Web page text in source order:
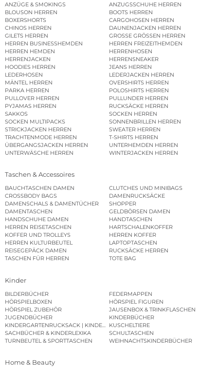
ANZÜGE & SMOKINGS
ANZUGSSCHUHE HERREN
BLOUSON HERREN
BOOTS HERREN
BOXERSHORTS
CARGOHOSEN HERREN
CHINOS HERREN
DAUNENJACKEN HERREN
GILETS HERREN
GROSSE GRÖSSEN HERREN
HERREN BUSINESSHEMDEN
HERREN FREIZEITHEMDEN
HERREN HEMDEN
HERRENHOSEN
HERRENJACKEN
HERRENSNEAKER
HOODIES HERREN
JEANS HERREN
LEDERHOSEN
LEDERJACKEN HERREN
MÄNTEL HERREN
OVERSHIRTS HERREN
PARKA HERREN
POLOSHIRTS HERREN
PULLOVER HERREN
PULLUNDER HERREN
PYJAMAS HERREN
RUCKSÄCKE HERREN
SAKKOS
SOCKEN HERREN
SOCKEN MULTIPACKS
SONNENBRILLEN HERREN
STRICKJACKEN HERREN
SWEATER HERREN
TRACHTENMODE HERREN
T-SHIRTS HERREN
ÜBERGANGSJACKEN HERREN
UNTERHEMDEN HERREN
UNTERWÄSCHE HERREN
WINTERJACKEN HERREN
Taschen & Accessoires
BAUCHTASCHEN DAMEN
CLUTCHES UND MINIBAGS
CROSSBODY BAGS
DAMENRUCKSÄCKE
DAMENSCHALS & DAMENTÜCHER
SHOPPER
DAMENTASCHEN
GELDBÖRSEN DAMEN
HANDSCHUHE DAMEN
HANDTASCHEN
HERREN REISETASCHEN
HARTSCHALENKOFFER
KOFFER UND TROLLEYS
HERREN KOFFER
HERREN KULTURBEUTEL
LAPTOPTASCHEN
REISEGEPÄCK DAMEN
RUCKSÄCKE HERREN
TASCHEN FÜR HERREN
TOTE BAG
Kinder
BILDERBÜCHER
FEDERMAPPEN
HÖRSPIELBOXEN
HÖRSPIEL FIGUREN
HÖRSPIEL ZUBEHÖR
JAUSENBOX & TRINKFLASCHEN
JUGENDBÜCHER
KINDERBÜCHER
KINDERGARTENRUCKSACK | KINDERGARTENBEUTEL
KUSCHELTIERE
SACHBÜCHER & KINDERLEXIKA
SCHULTASCHEN
TURNBEUTEL & SPORTTASCHEN
WEIHNACHTSKINDERBÜCHER
Home & Beauty